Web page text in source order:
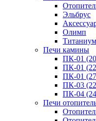
Эльбрус
Олимп
Титаниум
Печи камины
ПК-01
ПК-01
ПК-01
ПК-03
ПК-04
Печи